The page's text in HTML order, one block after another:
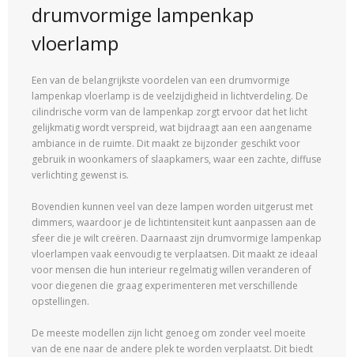
drumvormige lampenkap
vloerlamp
Een van de belangrijkste voordelen van een drumvormige
lampenkap vloerlamp is de veelzijdigheid in lichtverdeling. De
cilindrische vorm van de lampenkap zorgt ervoor dat het licht
gelijkmatig wordt verspreid, wat bijdraagt aan een aangename
ambiance in de ruimte. Dit maakt ze bijzonder geschikt voor
gebruik in woonkamers of slaapkamers, waar een zachte, diffuse
verlichting gewenst is.
Bovendien kunnen veel van deze lampen worden uitgerust met
dimmers, waardoor je de lichtintensiteit kunt aanpassen aan de
sfeer die je wilt creëren. Daarnaast zijn drumvormige lampenkap
vloerlampen vaak eenvoudig te verplaatsen. Dit maakt ze ideaal
voor mensen die hun interieur regelmatig willen veranderen of
voor diegenen die graag experimenteren met verschillende
opstellingen.
De meeste modellen zijn licht genoeg om zonder veel moeite
van de ene naar de andere plek te worden verplaatst. Dit biedt